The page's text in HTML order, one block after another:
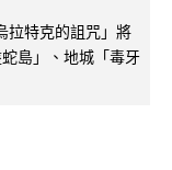
拉特克的詛咒」將
島」、地城「毒牙